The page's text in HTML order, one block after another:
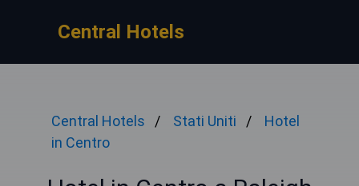
Central Hotels
Central Hotels Stati Uniti
Hotel
in Centro